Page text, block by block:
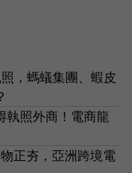
，螞蟻集團、蝦皮
執照外商！電商龍
正夯，亞洲跨境電